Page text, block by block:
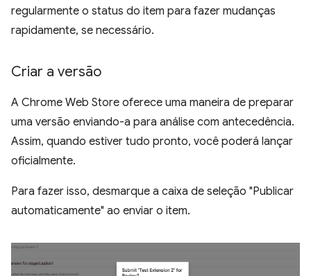
regularmente o status do item para fazer mudanças
rapidamente, se necessário.
Criar a versão
A Chrome Web Store oferece uma maneira de preparar
uma versão enviando-a para análise com antecedência.
Assim, quando estiver tudo pronto, você poderá lançar
oficialmente.
Para fazer isso, desmarque a caixa de seleção "Publicar
automaticamente" ao enviar o item.